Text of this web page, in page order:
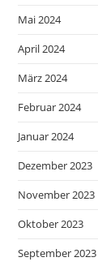
Mai 2024
April 2024
März 2024
Februar 2024
Januar 2024
Dezember 2023
November 2023
Oktober 2023
September 2023